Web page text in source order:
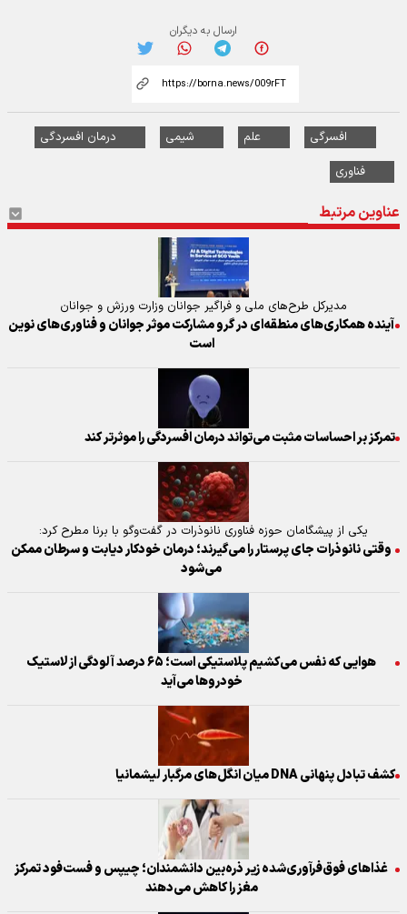
ارسال به دیگران
افسرگی علم شیمی
درمان افسردگی
فناوری
عناوین مرتبط
مدیرکل طرح‌های ملی و فراگیر جوانان وزارت ورزش و جوانان
آینده همکاری‌های منطقه‌ای در گرو مشارکت موثر جوانان و فناوری‌های نوین
است
تمرکز بر احساسات مثبت می‌تواند درمان افسردگی را موثرتر کند
یکی از پیشگامان حوزه فناوری نانوذرات در گفت‌و‌گو با برنا مطرح کرد:
وقتی نانوذرات جای پرستار را می‌گیرند؛ درمان خودکار دیابت و سرطان ممکن
می‌شود
هوایی که نفس می‌کشیم پلاستیکی است؛ ۶۵ درصد آلودگی از لاستیک
خودرو‌ها می‌آید
کشف تبادل پنهانی DNA میان انگل‌های مرگبار لیشمانیا
غذا‌های فوق‌فرآوری‌شده زیر ذره‌بین دانشمندان؛ چیپس و فست‌فود تمرکز
مغز را کاهش می‌دهند